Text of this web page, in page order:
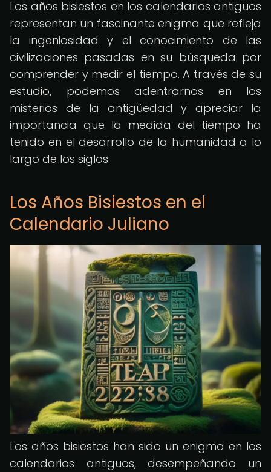
Los años bisiestos en los calendarios antiguos
representan un fascinante enigma que refleja
la ingeniosidad y el conocimiento de las
civilizaciones pasadas en su búsqueda por
comprender y medir el tiempo. A través de su
estudio, podemos adentrarnos en los
misterios de la antigüedad y apreciar la
importancia que la medida del tiempo ha
tenido en el desarrollo de la humanidad a lo
largo de los siglos.
Los Años Bisiestos en el
Calendario Juliano
Los años bisiestos han sido un enigma en los
calendarios antiguos, desempeñando un